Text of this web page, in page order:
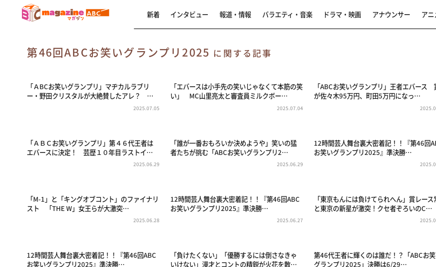
新着 インタビュー 報道・情報 バラエティ・音楽 ドラマ・映画 アナウンサー アニ
第46回ABCお笑いグランプリ2025 に関する記事
「ＡBCお笑いグランプリ」マヂカルラブリ
ー・野田クリスタルが大絶賛したアレ？ …
2025.07.05
「エバースは小手先の笑いじゃなくて本筋の笑
い」 MC山里亮太と審査員ミルクボー…
2025.07.04
「ABCお笑いグランプリ」王者エバース
が佐々木95万円、町田5万円になっ…
「ＡＢＣお笑いグランプリ」第４６代王者は
エバースに決定！ 芸歴１０年目ラストイ…
2025.06.29
「誰が一番おもろいか決めようや」笑いの猛
者たちが挑む「ABCお笑いグランプリ2…
2025.06.29
12時間芸人舞台裏大密着記！！『第46回
お笑いグランプリ2025』準決勝…
「M-1」と「キングオブコント」のファイナリ
スト 「THE W」女王らが大激突…
2025.06.28
12時間芸人舞台裏大密着記！！『第46回ABC
お笑いグランプリ2025』準決勝…
2025.06.27
「東京もんには負けてられへん」賞レース
と東京の新星が激突！クセ者ぞろいのC…
12時間芸人舞台裏大密着記！！『第46回ABC
お笑いグランプリ2025』準決勝…
「負けたくない」「優勝するには倒さなきゃ
いけない」漫才とコントの精鋭が火花を散…
第46代王者に輝くのは誰だ！？「ABCお
グランプリ2025」決勝は6/29…